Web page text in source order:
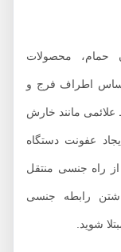
محصولات
اطراف فرج و
مانند خارش
عفونت دستگاه
جنسی منتقل
رابطه جنسی